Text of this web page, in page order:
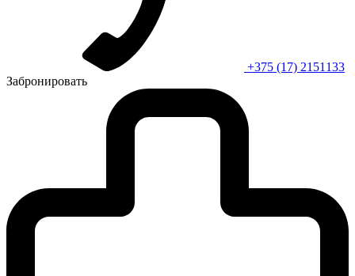
+375 (17) 2151133
Забронировать